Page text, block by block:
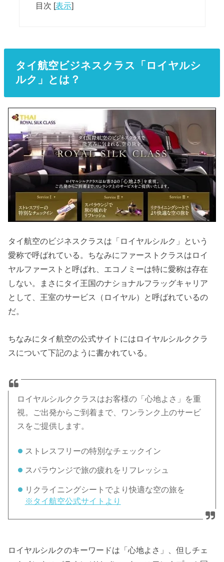
目次 [表示]
タイ航空ビジネスクラス「ロイヤルシ
ルク」とは？
タイ航空のビジネスクラスは「ロイヤルシルク」という
愛称で呼ばれている。ちなみにファーストクラスはロイ
ヤルファーストと呼ばれ、エコノミーは特に愛称は存在
しない。まさにタイ王国のナショナルフラッグキャリア
として、王室のサービス（ロイヤル）と呼ばれているの
だ。
ちなみにタイ航空の公式サイトにはロイヤルシルククラ
スについて下記のように書かれている。
ロイヤルシルククラスはお客様の「心地よさ」を重
視。ご出発からご到着まで、ワンランク上のサービ
スをご提供します。
ストレスフリーの特別なチェックイン
スパラウンジで旅の疲れをリフレッシュ
リクライニングシートでより快適な空の旅を
※タイ航空公式サイトより
ロイヤルシルクのキーワードは「心地よさ」、但しチェ